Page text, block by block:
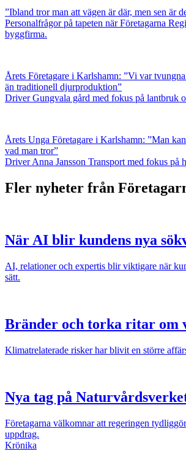
”Ibland tror man att vägen är där, men sen är
Personalfrågor på tapeten när Företagarna
byggfirma.
Årets Företagare i Karlshamn: ”Vi var
än traditionell djurproduktion”
Driver Gungvala gård med fokus på lantbruk
Årets Unga Företagare i Karlshamn: ”Man
vad man tror”
Driver Anna Jansson Transport med fokus på
Fler nyheter från
När AI blir kundens nya
AI, relationer och expertis blir viktigare när
sätt.
Bränder och torka ritar om
Klimatrelaterade risker har blivit en större
Nya tag på
Företagarna välkomnar att regeringen
uppdrag.
Krönika